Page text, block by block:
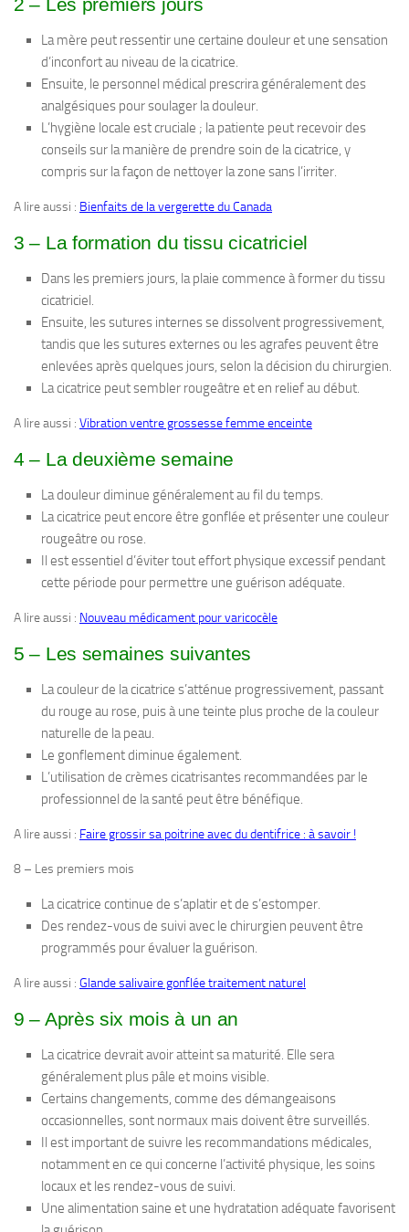
2 – Les premiers jours
La mère peut ressentir une certaine douleur et une sensation
d’inconfort au niveau de la cicatrice.
Ensuite, le personnel médical prescrira généralement des
analgésiques pour soulager la douleur.
L’hygiène locale est cruciale ; la patiente peut recevoir des
conseils sur la manière de prendre soin de la cicatrice, y
compris sur la façon de nettoyer la zone sans l’irriter.
A lire aussi : Bienfaits de la vergerette du Canada
3 – La formation du tissu cicatriciel
Dans les premiers jours, la plaie commence à former du tissu
cicatriciel.
Ensuite, les sutures internes se dissolvent progressivement,
tandis que les sutures externes ou les agrafes peuvent être
enlevées après quelques jours, selon la décision du chirurgien.
La cicatrice peut sembler rougeâtre et en relief au début.
A lire aussi : Vibration ventre grossesse femme enceinte
4 – La deuxième semaine
La douleur diminue généralement au fil du temps.
La cicatrice peut encore être gonflée et présenter une couleur
rougeâtre ou rose.
Il est essentiel d’éviter tout effort physique excessif pendant
cette période pour permettre une guérison adéquate.
A lire aussi : Nouveau médicament pour varicocèle
5 – Les semaines suivantes
La couleur de la cicatrice s’atténue progressivement, passant
du rouge au rose, puis à une teinte plus proche de la couleur
naturelle de la peau.
Le gonflement diminue également.
L’utilisation de crèmes cicatrisantes recommandées par le
professionnel de la santé peut être bénéfique.
A lire aussi : Faire grossir sa poitrine avec du dentifrice : à savoir !
8 – Les premiers mois
La cicatrice continue de s’aplatir et de s’estomper.
Des rendez-vous de suivi avec le chirurgien peuvent être
programmés pour évaluer la guérison.
A lire aussi : Glande salivaire gonflée traitement naturel
9 – Après six mois à un an
La cicatrice devrait avoir atteint sa maturité. Elle sera
généralement plus pâle et moins visible.
Certains changements, comme des démangeaisons
occasionnelles, sont normaux mais doivent être surveillés.
Il est important de suivre les recommandations médicales,
notamment en ce qui concerne l’activité physique, les soins
locaux et les rendez-vous de suivi.
Une alimentation saine et une hydratation adéquate favorisent